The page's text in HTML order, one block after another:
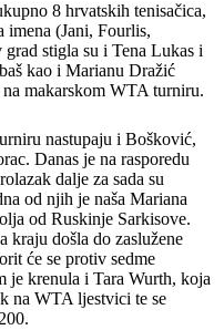
8 hrvatskih tenisačica,
imena (Jani, Fourlis,
stigla su i Tena Lukas i
kao i Marianu Dražić
makarskom WTA turniru.
nastupaju i Bošković,
Danas je na rasporedu
dalje za sada su
od njih je naša Mariana
od Ruskinje Sarkisove.
kraju došla do zaslužene
će se protiv sedme
je krenula i Tara Wurth, koja
na WTA ljestvici te se